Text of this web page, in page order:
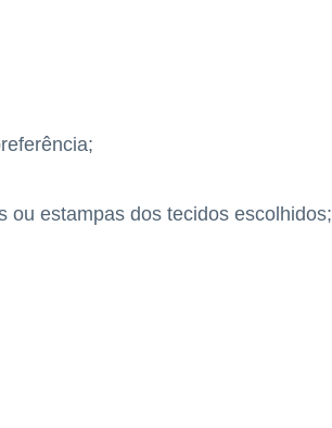
ou estampas dos tecidos escolhidos;